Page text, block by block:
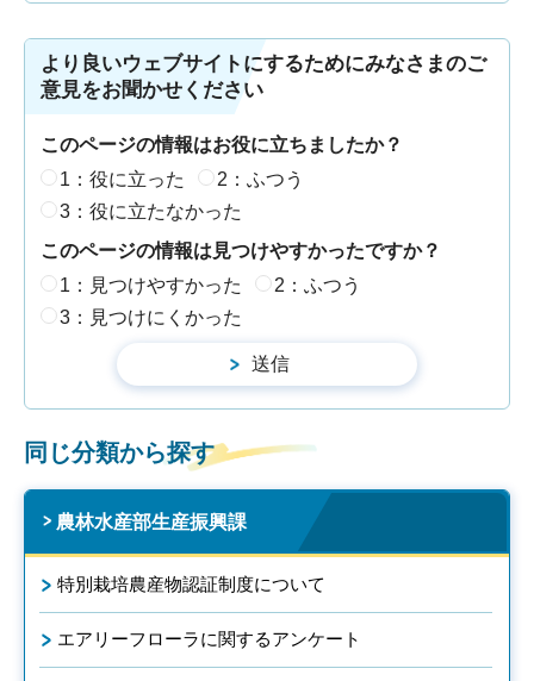
より良いウェブサイトにするためにみなさまのご
意見をお聞かせください
このページの情報はお役に立ちましたか？
1：役に立った
2：ふつう
3：役に立たなかった
このページの情報は見つけやすかったですか？
1：見つけやすかった
2：ふつう
3：見つけにくかった
同じ分類から探す
農林水産部生産振興課
特別栽培農産物認証制度について
エアリーフローラに関するアンケート